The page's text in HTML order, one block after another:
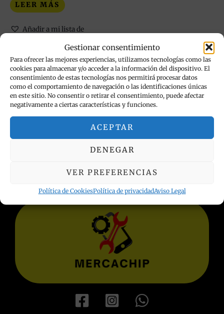
Gestionar consentimiento
Para ofrecer las mejores experiencias, utilizamos tecnologías como las
cookies para almacenar y/o acceder a la información del dispositivo. El
consentimiento de estas tecnologías nos permitirá procesar datos
como el comportamiento de navegación o las identificaciones únicas
en este sitio. No consentir o retirar el consentimiento, puede afectar
negativamente a ciertas características y funciones.
ACEPTAR
DENEGAR
VER PREFERENCIAS
Política de CookiesPolítica de privacidadAviso Legal
LEER MÁS
Añadir a mi lista de
INFORMACIÓN LEGAL
Política de Cookies